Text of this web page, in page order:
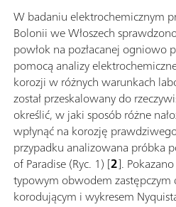
W badaniu elektrochemicznym
Bolonii we Włoszech
powłok na pozłacanej ogniowo
pomocą analizy
korozji w różnych warunkach
został przeskalowany do
określić, w jaki sposób różne
wpłynąć na korozję
przypadku analizowana próbka
of Paradise (Ryc. 1) [2].
typowym obwodem
korodującym i wykresem